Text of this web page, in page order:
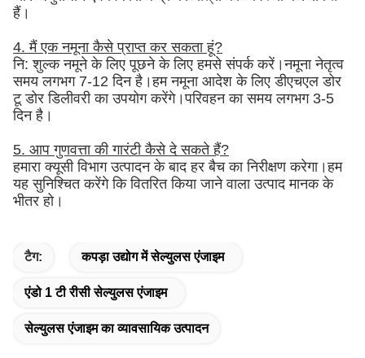
हैं।
4. मैं एक नमूना कैसे प्राप्त कर सकता हूं?
नि: शुल्क नमूने के लिए पूछने के लिए हमसे संपर्क करें।नमूना नेतृत्व
समय लगभग 7-12 दिन है।हम नमूना आदेश के लिए डीएचएल डोर
टू डोर डिलीवरी का उपयोग करेंगे।परिवहन का समय लगभग 3-5
दिन है।
5. आप गुणवत्ता की गारंटी कैसे दे सकते हैं?
हमारा क्यूसी विभाग उत्पादन के बाद हर बैच का निरीक्षण करेगा।हम
यह सुनिश्चित करेंगे कि वितरित किया जाने वाला उत्पाद मानक के
भीतर हो।
टैग: कपड़ा उद्योग में सेल्युलस एंजाइम
एंडो 1 टी रीसी सेल्युलस एंजाइम
सेल्युलस एंजाइम का व्यावसायिक उत्पादन